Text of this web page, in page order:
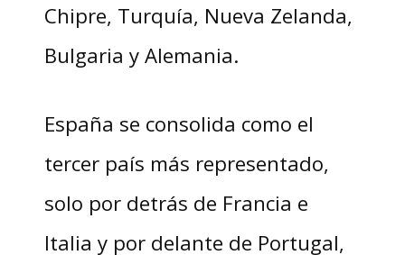
Chipre, Turquía, Nueva Zelanda,
Bulgaria y Alemania.
España se consolida como el
tercer país más representado,
solo por detrás de Francia e
Italia y por delante de Portugal,